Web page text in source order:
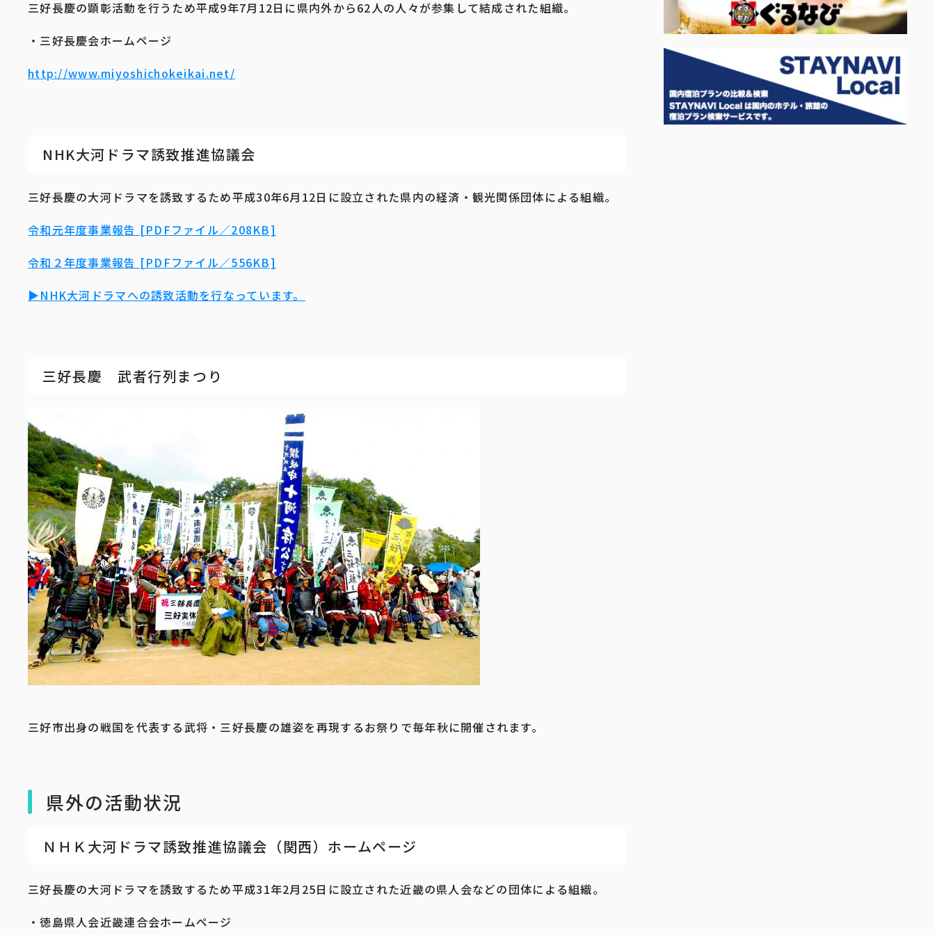
三好長慶の顕彰活動を行うため平成9年7月12日に県内外から62人の人々が参集して結成された組織。
・三好長慶会ホームページ
http://www.miyoshichokeikai.net/
NHK大河ドラマ誘致推進協議会
三好長慶の大河ドラマを誘致するため平成30年6月12日に設立された県内の経済・観光関係団体による組織。
令和元年度事業報告 [PDFファイル／208KB]
令和２年度事業報告 [PDFファイル／556KB]
▶NHK大河ドラマへの誘致活動を行なっています。
三好長慶 武者行列まつり
三好市出身の戦国を代表する武将・三好長慶の雄姿を再現するお祭りで毎年秋に開催されます。
県外の活動状況
ＮＨＫ大河ドラマ誘致推進協議会（関西）ホームページ
三好長慶の大河ドラマを誘致するため平成31年2月25日に設立された近畿の県人会などの団体による組織。
・徳島県人会近畿連合会ホームページ